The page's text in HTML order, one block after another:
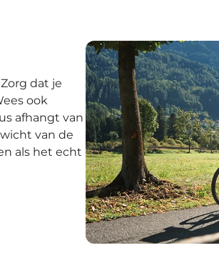
dat je
ook
afhangt van
van de
als het echt